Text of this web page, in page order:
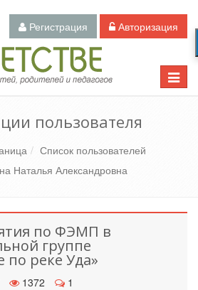
Регистрация Авторизация
Toggle
детстве»
пользователя
Список пользователей
Наталья Александровна
по ФЭМП в
группе
по реке Уда»
1372
1